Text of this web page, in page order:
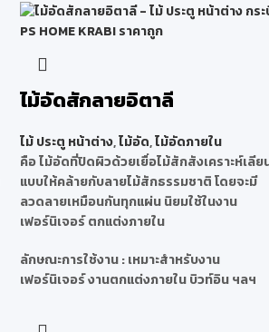
ไม้อัดสักลายอิตาลี
ไม้ ประตู หน้าต่าง,ไม้อัด,ไม้อัดภายใน
คือ ไม้อัดที่ปิดผิวด้วยเยื่อไม้สักสังเคราะห์เลีย
แบบให้คล้ายกับลายไม้สักธรรมชาติ โดยจะมี
ลวดลายเหมือนกันทุกแผ่น นิยมใช้ในงาน
เฟอร์นิเจอร์ ตกแต่งภายใน
ลักษณะการใช้งาน : เหมาะสำหรับงาน
เฟอร์นิเจอร์ งานตกแต่งภายใน บิวท์อิน ฯลฯ